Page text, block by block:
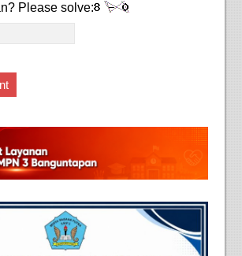
Please solve: